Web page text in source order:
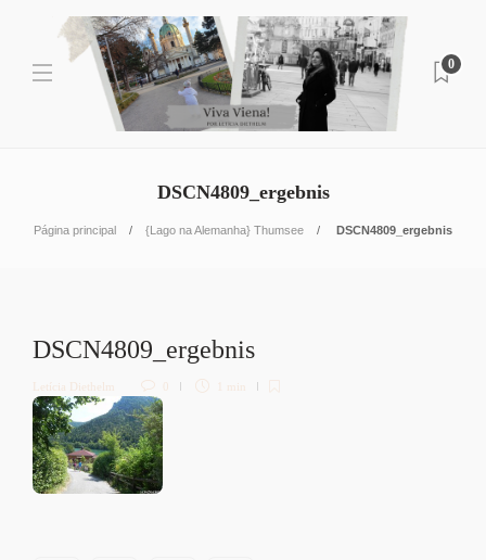
0
DSCN4809_ergebnis
Página principal {Lago na Alemanha} Thumsee DSCN4809_ergebnis
DSCN4809_ergebnis
Letícia Diethelm 0 1 min